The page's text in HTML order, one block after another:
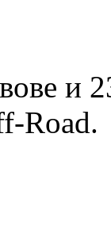
и
Road.